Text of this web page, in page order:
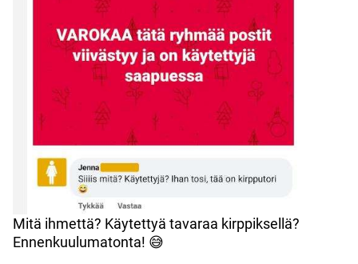
Mitä ihmettä? Käytettyä tavaraa kirppiksellä?
Ennenkuulumatonta! 😅